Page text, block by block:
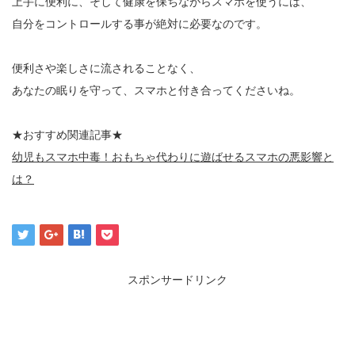
自分をコントロールする事が絶対に必要なのです。
便利さや楽しさに流されることなく、
あなたの眠りを守って、スマホと付き合ってくださいね。
★おすすめ関連記事★
幼児もスマホ中毒！おもちゃ代わりに遊ばせるスマホの悪影響と
は？
スポンサードリンク